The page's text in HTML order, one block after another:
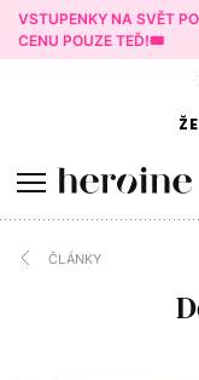
VSTUPENKY NA SVĚT
CENU POUZE TEĎ!🎟️
ČLÁNKY